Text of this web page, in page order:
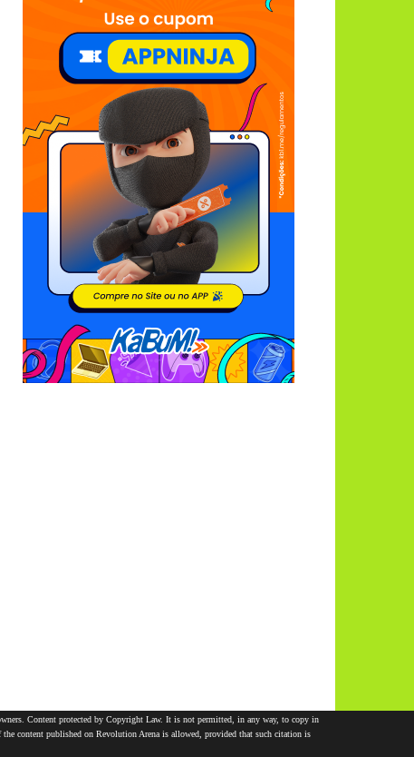
Content protected by Copyright Law. It is not permitted, in any way, to copy in
content published on Revolution Arena is allowed, provided that such citation is